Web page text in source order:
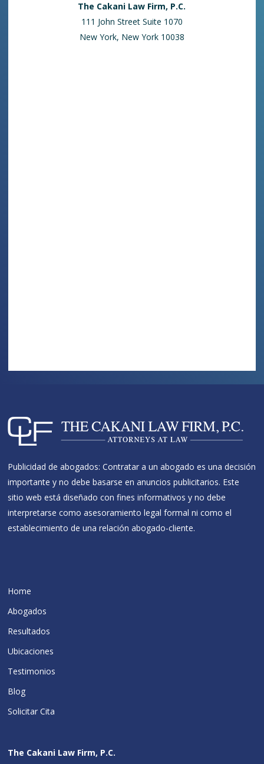
The Cakani Law Firm, P.C.
111 John Street Suite 1070
New York, New York 10038
Publicidad de abogados: Contratar a un abogado es una decisión
importante y no debe basarse en anuncios publicitarios. Este
sitio web está diseñado con fines informativos y no debe
interpretarse como asesoramiento legal formal ni como el
establecimiento de una relación abogado-cliente.
Home
Abogados
Resultados
Ubicaciones
Testimonios
Blog
Solicitar Cita
The Cakani Law Firm, P.C.